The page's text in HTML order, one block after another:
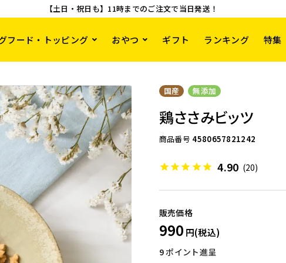
【土日・祝日も】11時までのご注文で当日発送！
フード・トッピング おやつ ギフト ランキング 特集
国産 無添加
鶏ささみビッツ
商品番号 4580657821242
4.90 (20)
990
9ポイント進呈